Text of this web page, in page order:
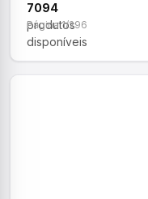
7094
produtos
disponíveis
Página 1/296